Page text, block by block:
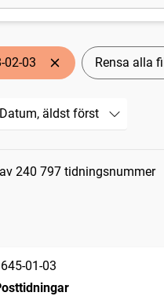
02-03 Rensa alla
240 797 tidningsnummer
01-03